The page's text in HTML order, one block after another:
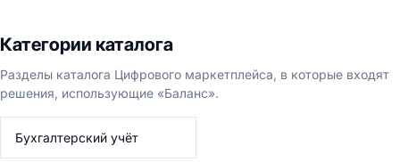
Категории каталога
Разделы каталога Цифрового маркетплейса, в которые входят
решения, использующие «Баланс».
Бухгалтерский учёт